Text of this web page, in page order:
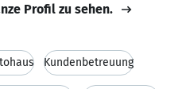
Profil zu sehen.
Kundenbetreuung